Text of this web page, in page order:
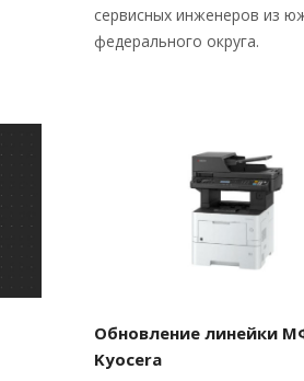
сервисных инженеров из
федерального округа.
Обновление линейки
Kyocera